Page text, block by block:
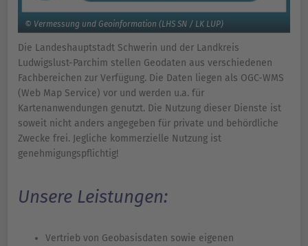
© Vermessung und Geoinformation (LHS SN / LK LUP)
Die Landeshauptstadt Schwerin und der Landkreis
Ludwigslust-Parchim stellen Geodaten aus verschiedenen
Fachbereichen zur Verfügung. Die Daten liegen als OGC-WMS
(Web Map Service) vor und werden u.a. für
Kartenanwendungen genutzt. Die Nutzung dieser Dienste ist
soweit nicht anders angegeben für private und behördliche
Zwecke frei. Jegliche kommerzielle Nutzung ist
genehmigungspflichtig!
Unsere Leistungen:
Vertrieb von Geobasisdaten sowie eigenen